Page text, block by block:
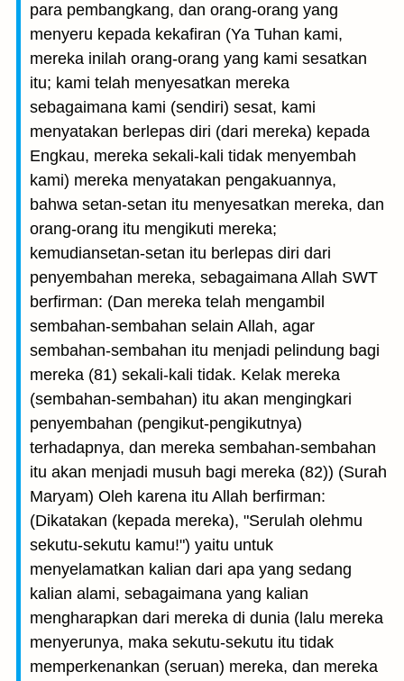
para pembangkang, dan orang-orang yang
menyeru kepada kekafiran (Ya Tuhan kami,
mereka inilah orang-orang yang kami sesatkan
itu; kami telah menyesatkan mereka
sebagaimana kami (sendiri) sesat, kami
menyatakan berlepas diri (dari mereka) kepada
Engkau, mereka sekali-kali tidak menyembah
kami) mereka menyatakan pengakuannya,
bahwa setan-setan itu menyesatkan mereka, dan
orang-orang itu mengikuti mereka;
kemudiansetan-setan itu berlepas diri dari
penyembahan mereka, sebagaimana Allah SWT
berfirman: (Dan mereka telah mengambil
sembahan-sembahan selain Allah, agar
sembahan-sembahan itu menjadi pelindung bagi
mereka (81) sekali-kali tidak. Kelak mereka
(sembahan-sembahan) itu akan mengingkari
penyembahan (pengikut-pengikutnya)
terhadapnya, dan mereka sembahan-sembahan
itu akan menjadi musuh bagi mereka (82)) (Surah
Maryam) Oleh karena itu Allah berfirman:
(Dikatakan (kepada mereka), "Serulah olehmu
sekutu-sekutu kamu!") yaitu untuk
menyelamatkan kalian dari apa yang sedang
kalian alami, sebagaimana yang kalian
mengharapkan dari mereka di dunia (lalu mereka
menyerunya, maka sekutu-sekutu itu tidak
memperkenan­kan (seruan) mereka, dan mereka